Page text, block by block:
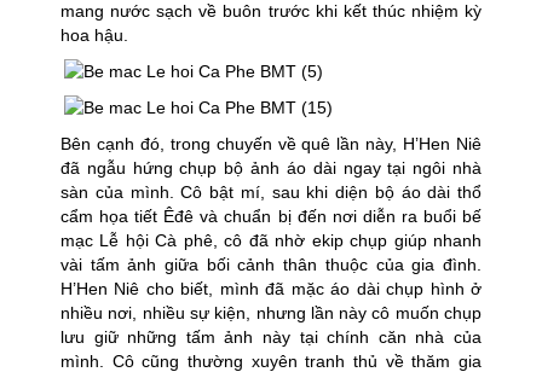
mang nước sạch về buôn trước khi kết thúc nhiệm kỳ
hoa hậu.
Bên cạnh đó, trong chuyến về quê lần này, H’Hen Niê
đã ngẫu hứng chụp bộ ảnh áo dài ngay tại ngôi nhà
sàn của mình. Cô bật mí, sau khi diện bộ áo dài thổ
cẩm họa tiết Êđê và chuẩn bị đến nơi diễn ra buổi bế
mạc Lễ hội Cà phê, cô đã nhờ ekip chụp giúp nhanh
vài tấm ảnh giữa bối cảnh thân thuộc của gia đình.
H’Hen Niê cho biết, mình đã mặc áo dài chụp hình ở
nhiều nơi, nhiều sự kiện, nhưng lần này cô muốn chụp
lưu giữ những tấm ảnh này tại chính căn nhà của
mình. Cô cũng thường xuyên tranh thủ về thăm gia